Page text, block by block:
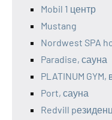
Mobil 1 центр
Mustang
Nordwest SPA
Paradise, сауна
PLATINUM
Port, сауна
Redvill